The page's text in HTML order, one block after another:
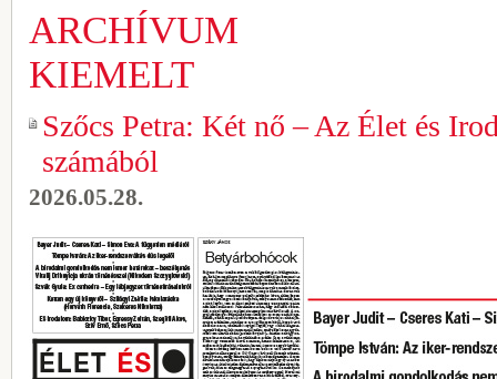
ARCHÍVUM
KIEMELT
Szőcs Petra: Két nő – Az Élet és
számából
2026.05.28.